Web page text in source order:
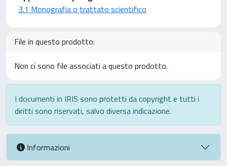
3.1 Monografia o trattato scientifico
File in questo prodotto:
Non ci sono file associati a questo prodotto.
I documenti in IRIS sono protetti da copyright e tutti i
diritti sono riservati, salvo diversa indicazione.
Informazioni